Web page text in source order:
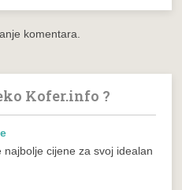
komentara.
Kofer.info ?
cijene za svoj idealan